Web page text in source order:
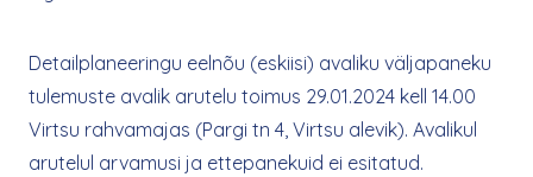
Detailplaneeringu eelnõu (eskiisi) avaliku väljapaneku
tulemuste avalik arutelu toimus 29.01.2024 kell 14.00
Virtsu rahvamajas (Pargi tn 4, Virtsu alevik). Avalikul
arutelul arvamusi ja ettepanekuid ei esitatud.